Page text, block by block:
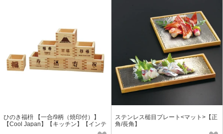
ひのき福枡 【一合/9柄（焼印付）】
【Cool Japan】【キッチン】【インテ
ステンレス槌目プレート<マット>【正
角/長角】